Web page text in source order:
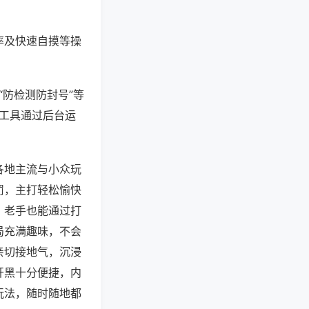
及快速自摸等操
检测防封号”等
具通过后台运
地主流与小众玩
，主打轻松愉快
老手也能通过打
充满趣味，不会
切接地气，沉浸
十分便捷，内
法，随时随地都